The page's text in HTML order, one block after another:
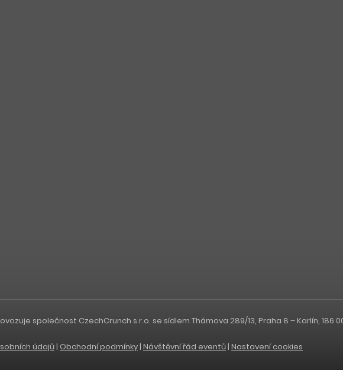
společnost CzechCrunch s.r.o. se sídlem Thámova 289/13, Praha 8 – Karlín, 186
údajů | Obchodní podmínky | Návštěvní řád eventů | Nastavení cookies